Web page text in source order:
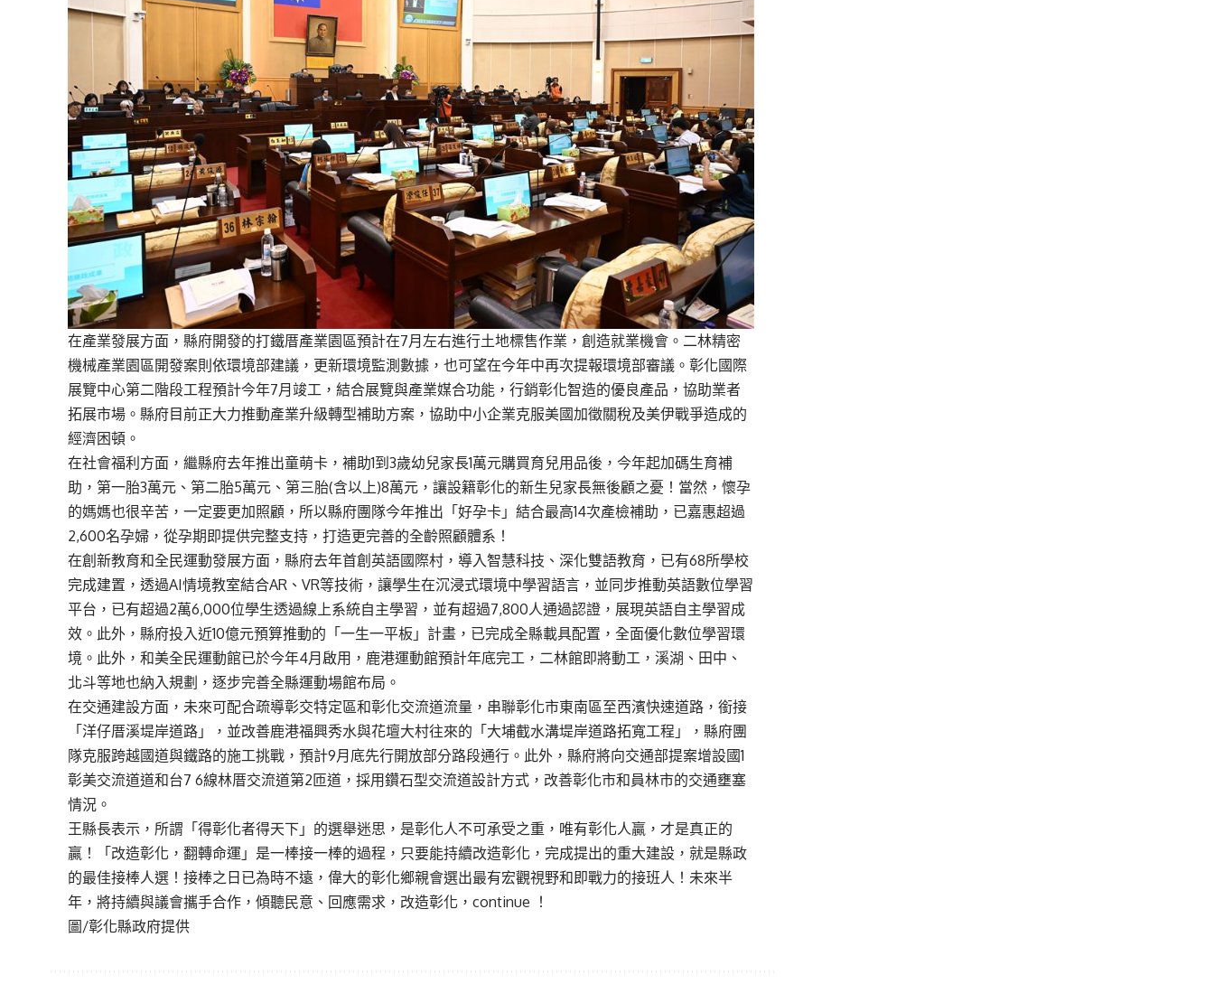
在產業發展方面，縣府開發的打鐵厝產業園區預計在7月左右進行土地標售作業，創造就業機會。二林精密
機械產業園區開發案則依環境部建議，更新環境監測數據，也可望在今年中再次提報環境部審議。彰化國際
展覽中心第二階段工程預計今年7月竣工，結合展覽與產業媒合功能，行銷彰化智造的優良產品，協助業者
拓展市場。縣府目前正大力推動產業升級轉型補助方案，協助中小企業克服美國加徵關稅及美伊戰爭造成的
經濟困頓。
在社會福利方面，繼縣府去年推出童萌卡，補助1到3歲幼兒家長1萬元購買育兒用品後，今年起加碼生育補
助，第一胎3萬元、第二胎5萬元、第三胎(含以上)8萬元，讓設籍彰化的新生兒家長無後顧之憂！當然，懷孕
的媽媽也很辛苦，一定要更加照顧，所以縣府團隊今年推出「好孕卡」結合最高14次產檢補助，已嘉惠超過
2,600名孕婦，從孕期即提供完整支持，打造更完善的全齡照顧體系！
在創新教育和全民運動發展方面，縣府去年首創英語國際村，導入智慧科技、深化雙語教育，已有68所學校
完成建置，透過AI情境教室結合AR、VR等技術，讓學生在沉浸式環境中學習語言，並同步推動英語數位學習
平台，已有超過2萬6,000位學生透過線上系統自主學習，並有超過7,800人通過認證，展現英語自主學習成
效。此外，縣府投入近10億元預算推動的「一生一平板」計畫，已完成全縣載具配置，全面優化數位學習環
境。此外，和美全民運動館已於今年4月啟用，鹿港運動館預計年底完工，二林館即將動工，溪湖、田中、
北斗等地也納入規劃，逐步完善全縣運動場館布局。
在交通建設方面，未來可配合疏導彰交特定區和彰化交流道流量，串聯彰化市東南區至西濱快速道路，銜接
「洋仔厝溪堤岸道路」，並改善鹿港福興秀水與花壇大村往來的「大埔截水溝堤岸道路拓寬工程」，縣府團
隊克服跨越國道與鐵路的施工挑戰，預計9月底先行開放部分路段通行。此外，縣府將向交通部提案增設國1
彰美交流道道和台7 6線林厝交流道第2匝道，採用鑽石型交流道設計方式，改善彰化市和員林市的交通壅塞
情況。
王縣長表示，所謂「得彰化者得天下」的選舉迷思，是彰化人不可承受之重，唯有彰化人贏，才是真正的
贏！「改造彰化，翻轉命運」是一棒接一棒的過程，只要能持續改造彰化，完成提出的重大建設，就是縣政
的最佳接棒人選！接棒之日已為時不遠，偉大的彰化鄉親會選出最有宏觀視野和即戰力的接班人！未來半
年，將持續與議會攜手合作，傾聽民意、回應需求，改造彰化，continue ！
圖/彰化縣政府提供